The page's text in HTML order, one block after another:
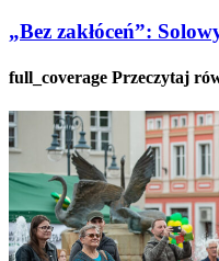
„Bez zakłóceń”:
full_coverage Przeczytaj